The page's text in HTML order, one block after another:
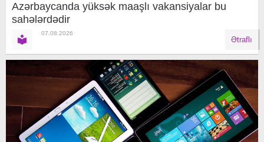
Azərbaycanda yüksək maaşlı vakansiyalar bu
sahələrdədir
07.08.2026
Ətraflı